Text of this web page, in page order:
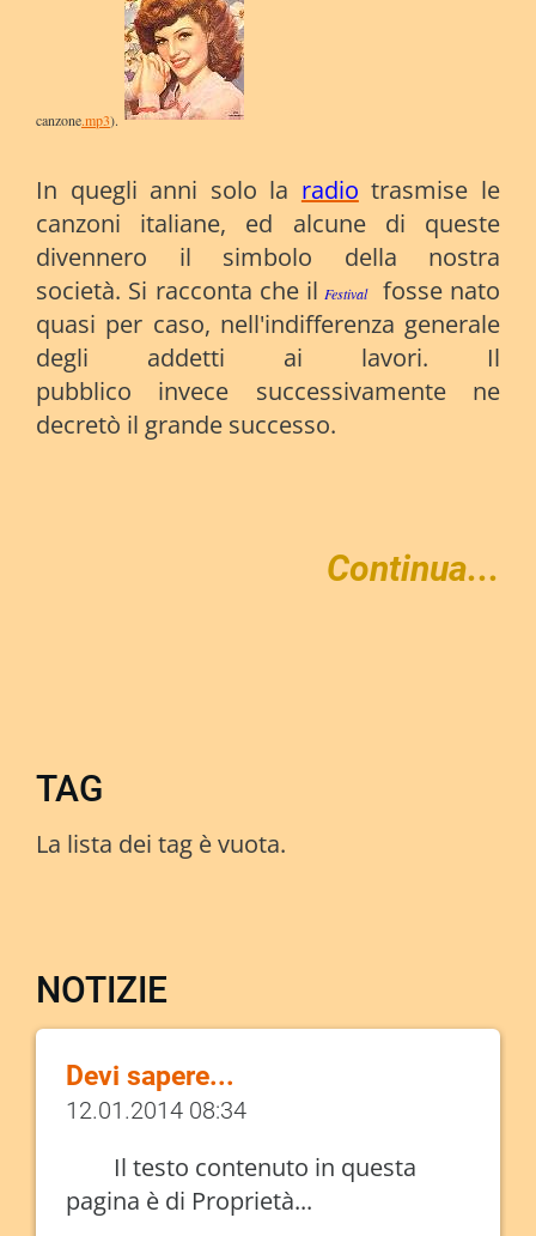
canzone.mp3).
In quegli anni solo la radio trasmise le
canzoni italiane, ed alcune di queste
divennero il simbolo della nostra
società. Si racconta che il Festivalfosse nato
quasi per caso, nell'indifferenza generale
degli addetti ai lavori. Il
pubblico invece successivamente ne
decretò il grande successo.
Continua...
TAG
La lista dei tag è vuota.
NOTIZIE
Devi sapere...
12.01.2014 08:34
Il testo contenuto in questa
pagina è di Proprietà...